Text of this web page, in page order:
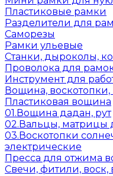
Пластиковые рамки
Разделители для
Саморезы
Рамки ульевые
Станки, дыроколы,
Проволока для
Инструмент для
Вощина,
Пластиковая вощина
01.Вощина дадан, рут
02.Вальцы, матрицы
03.Воскотопки
электрические
Пресса для отжима
Свечи, фитили,